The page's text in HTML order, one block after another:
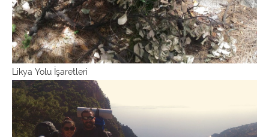
Likya Yolu İşaretleri